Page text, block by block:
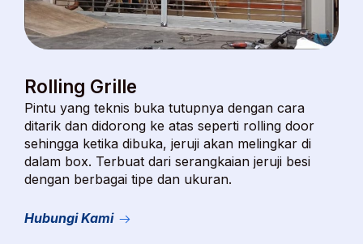
Rolling Grille
Pintu yang teknis buka tutupnya dengan cara
ditarik dan didorong ke atas seperti rolling door
sehingga ketika dibuka, jeruji akan melingkar di
dalam box. Terbuat dari serangkaian jeruji besi
dengan berbagai tipe dan ukuran.
Hubungi Kami